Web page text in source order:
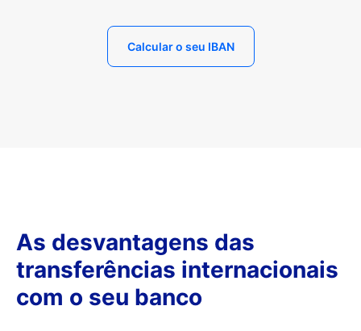
Calcular o seu IBAN
As desvantagens das
transferências internacionais
com o seu banco